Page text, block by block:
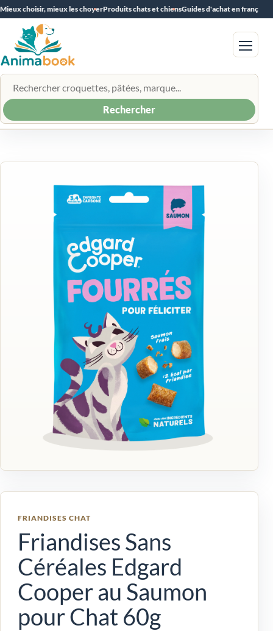
Mieux choisir, mieux les choyerProduits chats et chiensGuides d'achat en français
Rechercher un produit
Rechercher
Menu
FRIANDISES CHAT
Friandises Sans
Céréales Edgard
Cooper au Saumon
pour Chat 60g